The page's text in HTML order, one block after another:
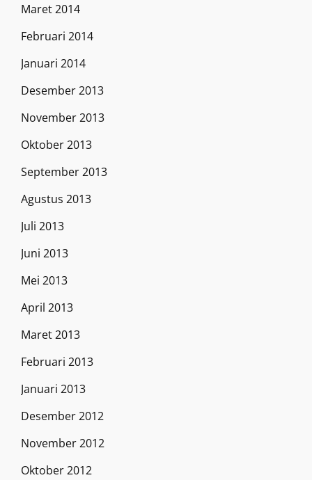
Maret 2014
Februari 2014
Januari 2014
Desember 2013
November 2013
Oktober 2013
September 2013
Agustus 2013
Juli 2013
Juni 2013
Mei 2013
April 2013
Maret 2013
Februari 2013
Januari 2013
Desember 2012
November 2012
Oktober 2012